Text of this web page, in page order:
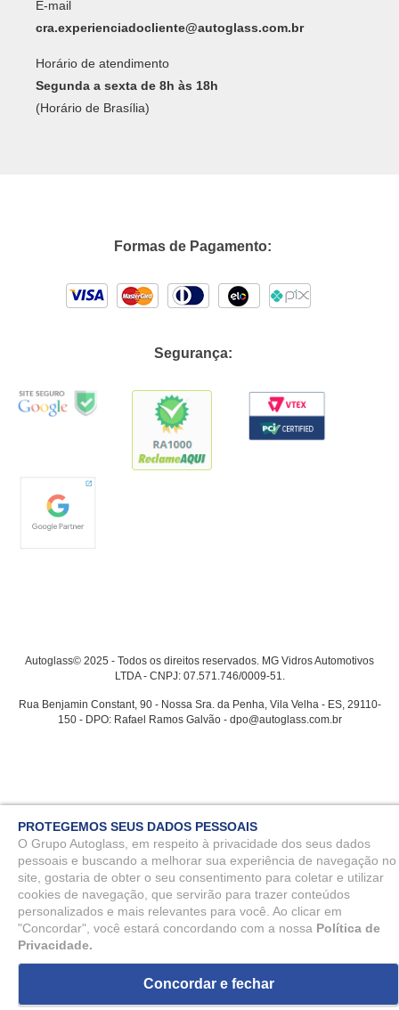
R$ 128,74
E-mail
cra.experienciadocliente@autoglass.com.br
Horário de atendimento
Segunda a sexta de 8h às 18h
(Horário de Brasília)
Formas de Pagamento:
Segurança:
Autoglass© 2025 - Todos os direitos reservados. MG Vidros Automotivos
LTDA - CNPJ: 07.571.746/0009-51.
Rua Benjamin Constant, 90 - Nossa Sra. da Penha, Vila Velha - ES, 29110-
150 - DPO: Rafael Ramos Galvão - dpo@autoglass.com.br
PROTEGEMOS SEUS DADOS PESSOAIS
O Grupo Autoglass, em respeito à privacidade dos seus dados
pessoais e buscando a melhorar sua experiência de navegação no
site, gostaria de obter o seu consentimento para coletar e utilizar
cookies de navegação, que servirão para trazer conteúdos
personalizados e mais relevantes para você. Ao clicar em
"Concordar", você estará concordando com a nossa Política de
Privacidade.
Concordar e fechar